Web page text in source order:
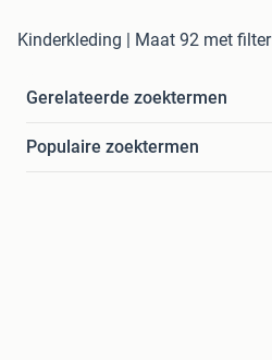
Kinderkleding | Maat 92 met filter
Gerelateerde zoektermen
Populaire zoektermen